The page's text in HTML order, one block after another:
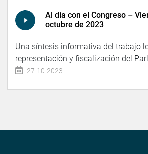
Al día con el Congreso –
octubre de 2023
Una síntesis informativa del trabajo
representación y fiscalización del
27-10-2023